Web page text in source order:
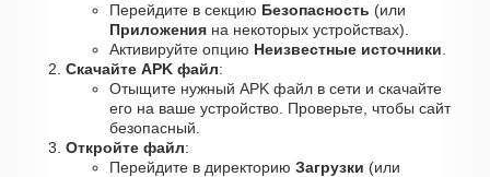
Перейдите в секцию Безопасность (или
Приложения на некоторых устройствах).
Активируйте опцию Неизвестные источники
Скачайте APK файл:
Отыщите нужный APK файл в сети и скачайте
его на ваше устройство. Проверьте, чтобы сайт
безопасный.
Откройте файл:
Перейдите в директорию Загрузки (или